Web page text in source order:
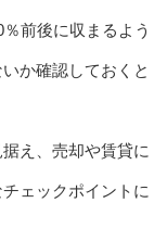
前後に収まるよう
か確認しておくと
え、売却や賃貸に
ェックポイントに